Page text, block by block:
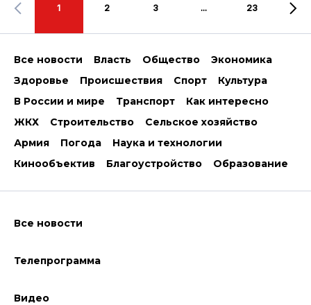
1 2 3 ... 23
Все новости Власть Общество
Экономика
Здоровье
Происшествия Спорт
Культура
В России и мире
Транспорт
Как интересно
ЖКХ
Строительство
Сельское хозяйство
Армия
Погода
Наука и технологии
Кинообъектив
Благоустройство Образование
Все новости
Телепрограмма
Видео